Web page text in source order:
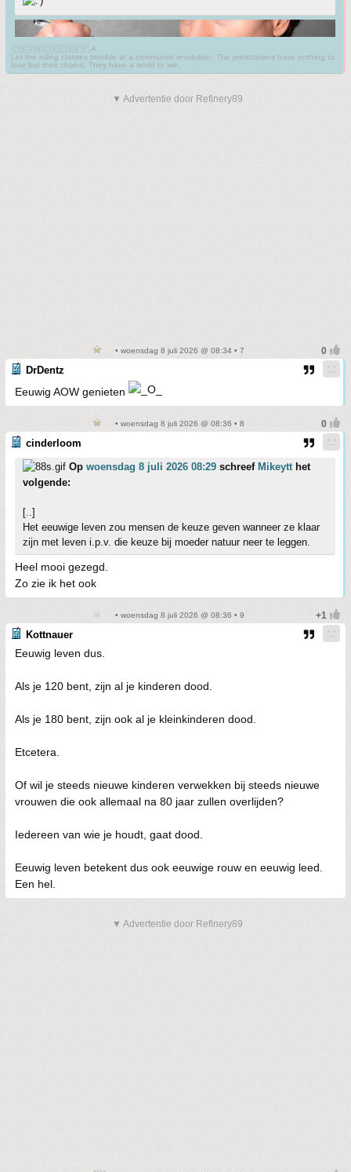
🇨🇳🇻🇳🇱🇦🇨🇺🇰🇵☭
Let the ruling classes tremble at a communist revolution. The proletarians have nothing to
lose but their chains. They have a world to win.
▼ Advertentie door Refinery89
• woensdag 8 juli 2026 @ 08:34 • 7
DrDentz
Eeuwig AOW genieten
• woensdag 8 juli 2026 @ 08:36 • 8
cinderloom
Op woensdag 8 juli 2026 08:29 schreef Mikeytt het
volgende:
[..]
Het eeuwige leven zou mensen de keuze geven wanneer ze klaar
zijn met leven i.p.v. die keuze bij moeder natuur neer te leggen.
Heel mooi gezegd.
Zo zie ik het ook
• woensdag 8 juli 2026 @ 08:36 • 9
Kottnauer
Eeuwig leven dus.
Als je 120 bent, zijn al je kinderen dood.
Als je 180 bent, zijn ook al je kleinkinderen dood.
Etcetera.
Of wil je steeds nieuwe kinderen verwekken bij steeds nieuwe
vrouwen die ook allemaal na 80 jaar zullen overlijden?
Iedereen van wie je houdt, gaat dood.
Eeuwig leven betekent dus ook eeuwige rouw en eeuwig leed.
Een hel.
▼ Advertentie door Refinery89